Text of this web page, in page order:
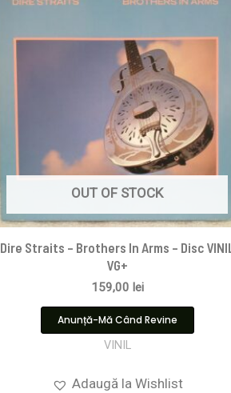
OUT OF STOCK
Dire Straits ‎– Brothers In Arms – Disc VINIL
VG+
159,00 lei
Anunță-Mă Când Revine
VINIL
Adaugă la Wishlist